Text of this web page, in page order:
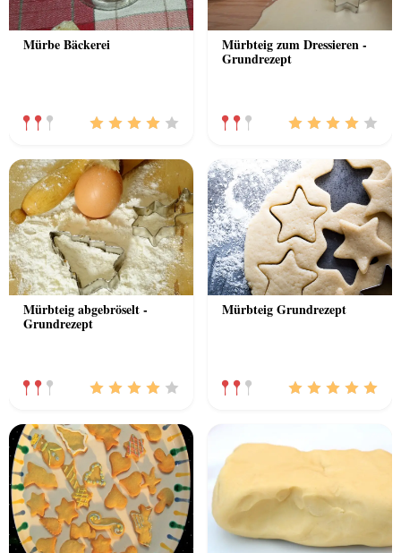
Mürbe Bäckerei Mürbteig zum Dressieren -
Grundrezept
Mürbteig abgebröselt -
Grundrezept
Mürbteig Grundrezept